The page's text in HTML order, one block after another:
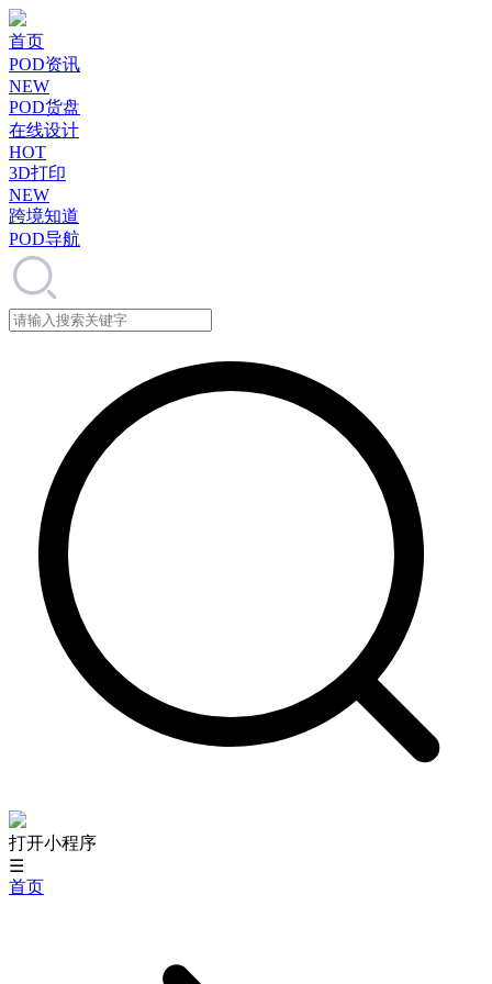
首页
POD资讯
NEW
POD货盘
在线设计
HOT
3D打印
NEW
跨境知道
POD导航
打开小程序
☰
首页